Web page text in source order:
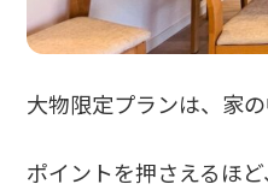
大物限定プランは、家
ポイントを押さえるほ